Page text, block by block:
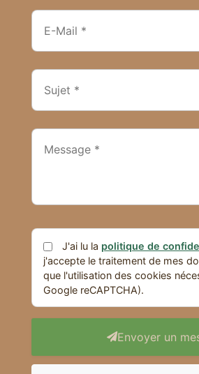
J'ai lu la politique de
j'accepte le traitement de mes
que l'utilisation des cookies
Google reCAPTCHA).
Envoyer un